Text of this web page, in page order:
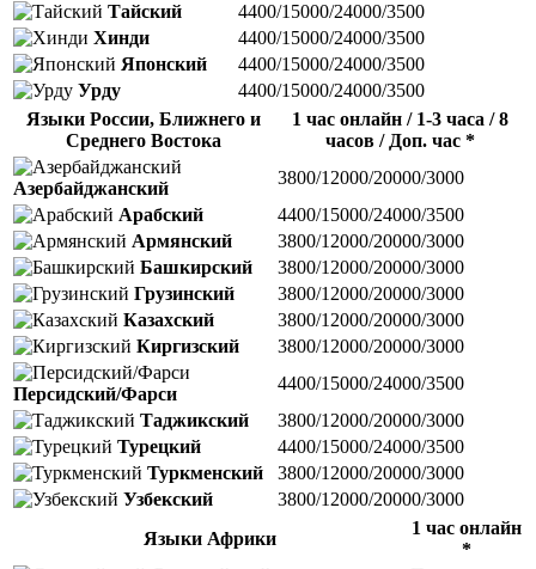
Тайский
4400/15000/24000/3500
Хинди
4400/15000/24000/3500
Японский
4400/15000/24000/3500
Урду
4400/15000/24000/3500
Языки России, Ближнего и
Среднего Востока
1 час онлайн / 1-3 часа / 8
часов / Доп. час *
Азербайджанский
3800/12000/20000/3000
Арабский
4400/15000/24000/3500
Армянский
3800/12000/20000/3000
Башкирский
3800/12000/20000/3000
Грузинский
3800/12000/20000/3000
Казахский
3800/12000/20000/3000
Киргизский
3800/12000/20000/3000
Персидский/Фарси
4400/15000/24000/3500
Таджикский
3800/12000/20000/3000
Турецкий
4400/15000/24000/3500
Туркменский
3800/12000/20000/3000
Узбекский
3800/12000/20000/3000
Языки Африки
1 час онлайн
*